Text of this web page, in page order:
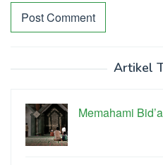
Artikel
Memahami